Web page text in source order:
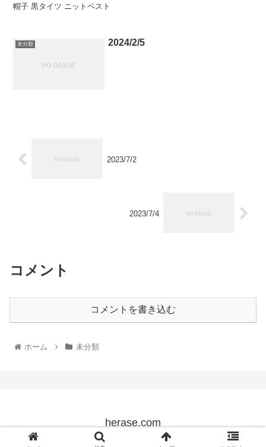
帽子 黒タイツ ニットベスト
未分類 2024/2/5
2023/7/2
2023/7/4
コメント
コメントを書き込む
ホーム 未分類
herase.com
© 2022 herase.com.